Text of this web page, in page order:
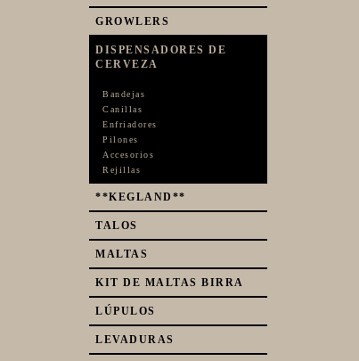
GROWLERS
DISPENSADORES DE
CERVEZA
Bandejas
Canillas
Enfriadores
Pilones
Accesorios
Rejillas
**KEGLAND**
TALOS
MALTAS
KIT DE MALTAS BIRRA
LÚPULOS
LEVADURAS